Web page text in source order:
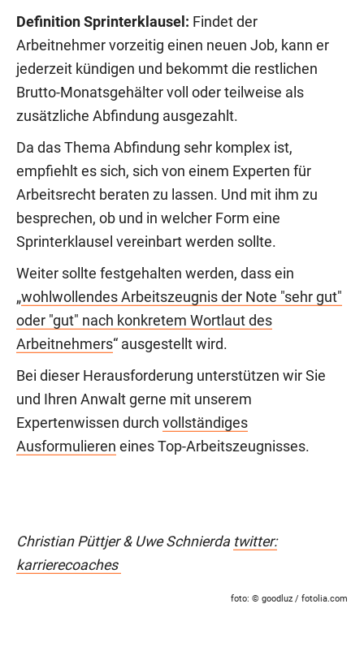
Definition Sprinterklausel: Findet der
Arbeitnehmer vorzeitig einen neuen Job, kann er
jederzeit kündigen und bekommt die restlichen
Brutto-Monatsgehälter voll oder teilweise als
zusätzliche Abfindung ausgezahlt.
Da das Thema Abfindung sehr komplex ist,
empfiehlt es sich, sich von einem Experten für
Arbeitsrecht beraten zu lassen. Und mit ihm zu
besprechen, ob und in welcher Form eine
Sprinterklausel vereinbart werden sollte.
Weiter sollte festgehalten werden, dass ein
„wohlwollendes Arbeitszeugnis der Note "sehr gut"
oder "gut" nach konkretem Wortlaut des
Arbeitnehmers“ ausgestellt wird.
Bei dieser Herausforderung unterstützen wir Sie
und Ihren Anwalt gerne mit unserem
Expertenwissen durch vollständiges
Ausformulieren eines Top-Arbeitszeugnisses.
Christian Püttjer & Uwe Schnierda twitter:
karrierecoaches
foto: © goodluz / fotolia.com